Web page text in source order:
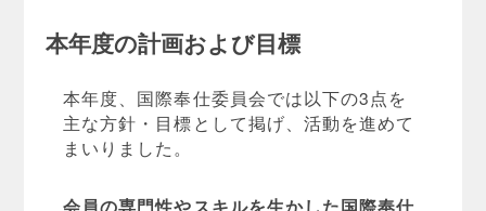
本年度の計画および目標
本年度、国際奉仕委員会では以下の3点を
主な方針・目標として掲げ、活動を進めて
まいりました。